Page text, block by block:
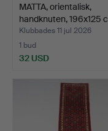
MATTA, orientalisk,
handknuten, 196x125
Klubbades 11 jul 2026
1 bud
32 USD